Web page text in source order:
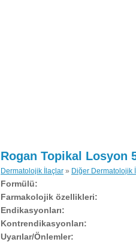
Rogan Topikal Losyon
Dermatolojik İlaçlar » Diğer Dermatolojik
Formülü:
Farmakolojik özellikleri:
Endikasyonları:
Kontrendikasyonları:
Uyarılar/Önlemler: